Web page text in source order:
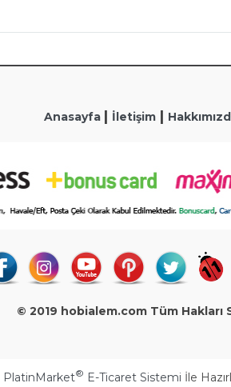
Anasayfa | İletişim|
© 2019 hobialem.com Tüm Hakları
PlatinMarket® E-Ticaret Sistemi İle